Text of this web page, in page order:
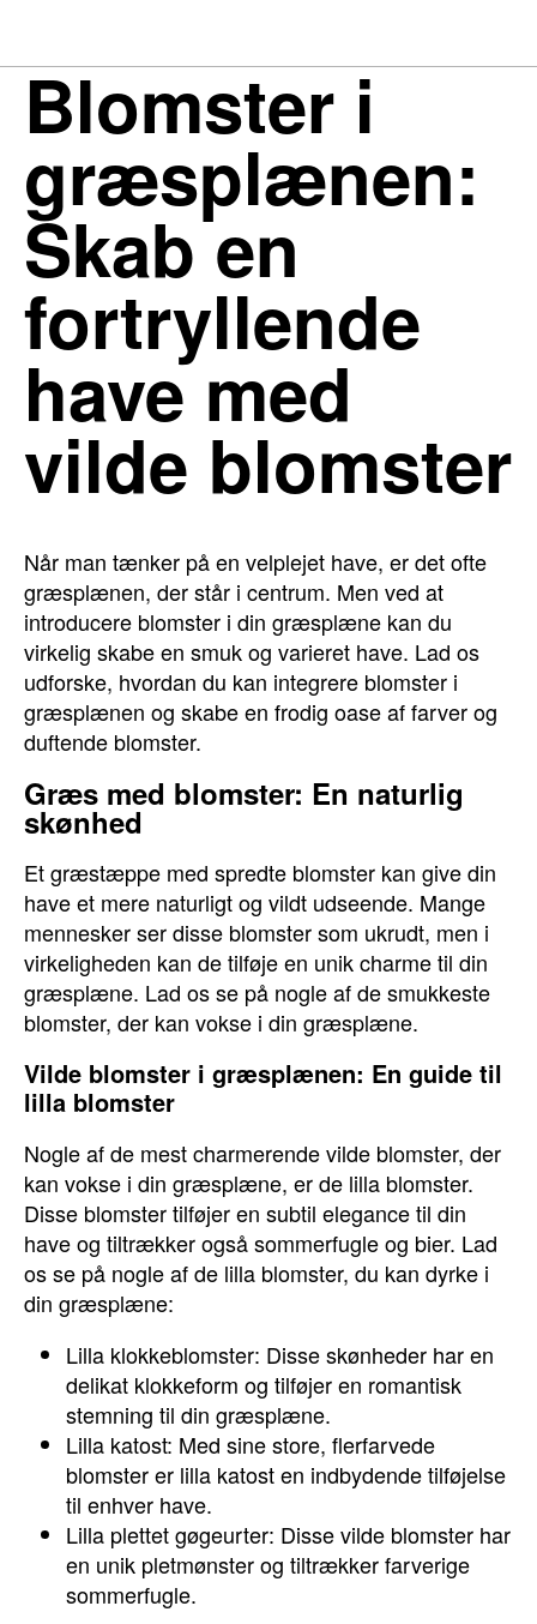
Blomster i
græsplænen:
Skab en
fortryllende
have med
vilde blomster
Når man tænker på en velplejet have, er det ofte
græsplænen, der står i centrum. Men ved at
introducere blomster i din græsplæne kan du
virkelig skabe en smuk og varieret have. Lad os
udforske, hvordan du kan integrere blomster i
græsplænen og skabe en frodig oase af farver og
duftende blomster.
Græs med blomster: En naturlig
skønhed
Et græstæppe med spredte blomster kan give din
have et mere naturligt og vildt udseende. Mange
mennesker ser disse blomster som ukrudt, men i
virkeligheden kan de tilføje en unik charme til din
græsplæne. Lad os se på nogle af de smukkeste
blomster, der kan vokse i din græsplæne.
Vilde blomster i græsplænen: En guide til
lilla blomster
Nogle af de mest charmerende vilde blomster, der
kan vokse i din græsplæne, er de lilla blomster.
Disse blomster tilføjer en subtil elegance til din
have og tiltrækker også sommerfugle og bier. Lad
os se på nogle af de lilla blomster, du kan dyrke i
din græsplæne:
Lilla klokkeblomster: Disse skønheder har en
delikat klokkeform og tilføjer en romantisk
stemning til din græsplæne.
Lilla katost: Med sine store, flerfarvede
blomster er lilla katost en indbydende tilføjelse
til enhver have.
Lilla plettet gøgeurter: Disse vilde blomster har
en unik pletmønster og tiltrækker farverige
sommerfugle.